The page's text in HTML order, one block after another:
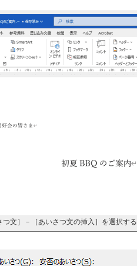
つ文］－［あいさつ文の挿入］を選択する